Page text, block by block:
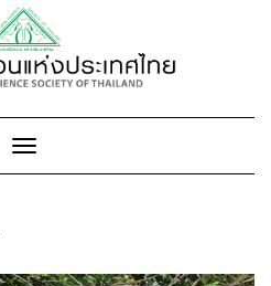
Toggle
Navigation